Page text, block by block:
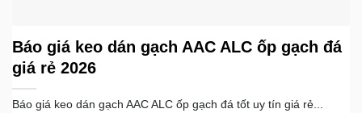
Báo giá keo dán gạch AAC ALC ốp gạch đá
giá rẻ 2026
Báo giá keo dán gạch AAC ALC ốp gạch đá tốt uy tín giá rẻ...